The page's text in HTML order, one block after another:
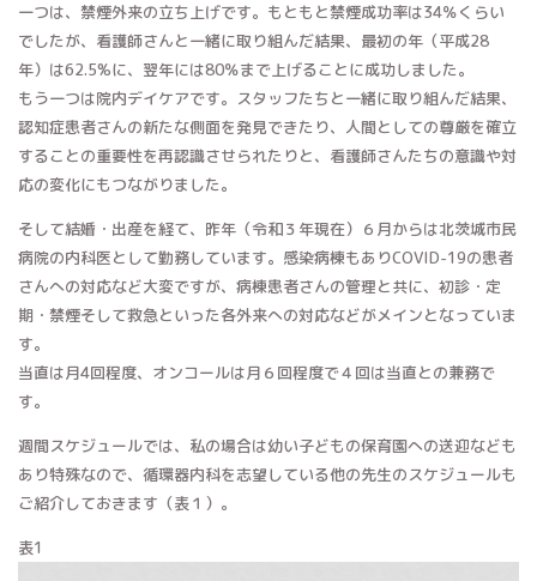
一つは、禁煙外来の立ち上げです。もともと禁煙成功率は34％くらい
でしたが、看護師さんと一緒に取り組んだ結果、最初の年（平成28
年）は62.5%に、翌年には80％まで上げることに成功しました。
もう一つは院内デイケアです。スタッフたちと一緒に取り組んだ結果、
認知症患者さんの新たな側面を発見できたり、人間としての尊厳を確立
することの重要性を再認識させられたりと、看護師さんたちの意識や対
応の変化にもつながりました。
そして結婚・出産を経て、昨年（令和３年現在）６月からは北茨城市民
病院の内科医として勤務しています。感染病棟もありCOVID-19の患者
さんへの対応など大変ですが、病棟患者さんの管理と共に、初診・定
期・禁煙そして救急といった各外来への対応などがメインとなっていま
す。
当直は月4回程度、オンコールは月６回程度で４回は当直との兼務で
す。
週間スケジュールでは、私の場合は幼い子どもの保育園への送迎なども
あり特殊なので、循環器内科を志望している他の先生のスケジュールも
ご紹介しておきます（表１）。
表1